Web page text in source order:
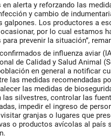
en alerta y reforzando las
y cambio de
galpones. Los productores a
por lo cual estamos
prevenir la situación”,
de influenza aviar
de Calidad y Salud Animal
en general a notificar
las medidas recomendadas
las medidas de
silvestres, controlar las
impedir el ingreso de
granjas o lugares que
o productos avícolas al país